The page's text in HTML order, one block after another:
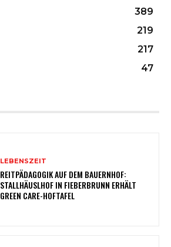
389
219
217
47
LEBENSZEIT
REITPÄDAGOGIK AUF DEM BAUERNHOF:
STALLHÄUSLHOF IN FIEBERBRUNN ERHÄLT
GREEN CARE-HOFTAFEL